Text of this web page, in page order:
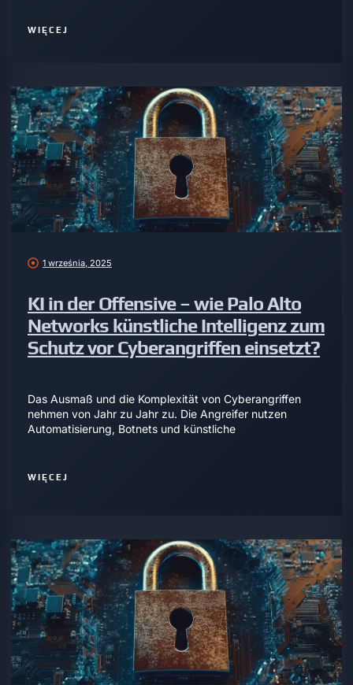
WIĘCEJ
1 września, 2025
KI in der Offensive – wie Palo Alto
Networks künstliche Intelligenz zum
Schutz vor Cyberangriffen einsetzt?
Das Ausmaß und die Komplexität von Cyberangriffen
nehmen von Jahr zu Jahr zu. Die Angreifer nutzen
Automatisierung, Botnets und künstliche
WIĘCEJ